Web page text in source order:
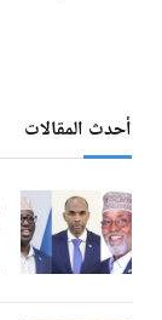
أحدث المقالات